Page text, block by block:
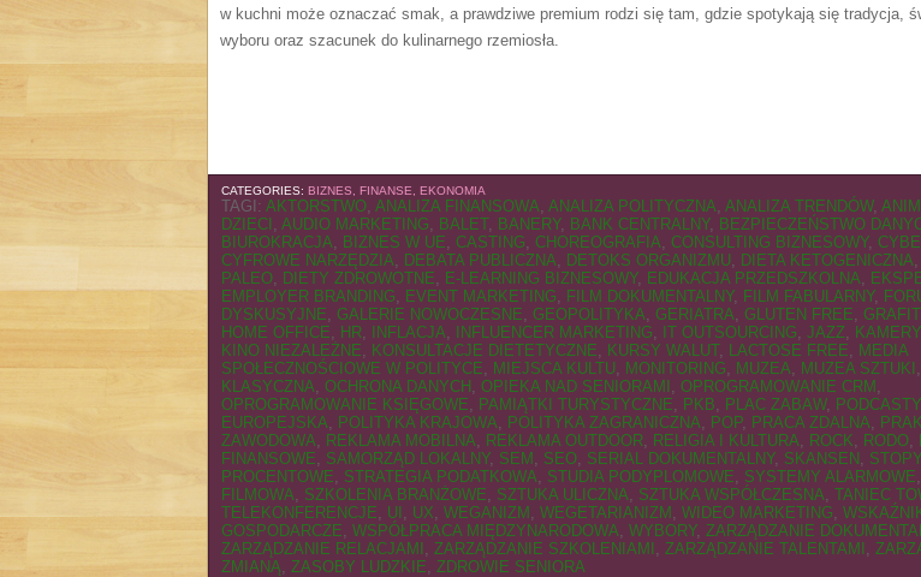
w kuchni może oznaczać smak, a prawdziwe premium rodzi się tam, gdzie spotykają się tradycja,
wyboru oraz szacunek do kulinarnego rzemiosła.
CATEGORIES: BIZNES, FINANSE, EKONOMIA
TAGI: AKTORSTWO, ANALIZA FINANSOWA, ANALIZA POLITYCZNA, ANALIZA TRENDÓW,
DZIECI , AUDIO MARKETING, BALET, BANERY, BANK CENTRALNY, BEZPIECZEŃSTWO
BIUROKRACJA, BIZNES W UE, CASTING, CHOREOGRAFIA, CONSULTING BIZNESOWY,
CYFROWE NARZĘDZIA, DEBATA PUBLICZNA, DETOKS ORGANIZMU, DIETA KETOGENICZNA,
PALEO, DIETY ZDROWOTNE, E-LEARNING BIZNESOWY, EDUKACJA PRZEDSZKOLNA,
EMPLOYER BRANDING, EVENT MARKETING, FILM DOKUMENTALNY, FILM FABULARNY,
DYSKUSYJNE, GALERIE NOWOCZESNE, GEOPOLITYKA, GERIATRA, GLUTEN FREE,
HOME OFFICE, HR, INFLACJA, INFLUENCER MARKETING, IT OUTSOURCING, JAZZ,
KINO NIEZALEŻNE, KONSULTACJE DIETETYCZNE, KURSY WALUT, LACTOSE FREE, MEDIA
SPOŁECZNOŚCIOWE W POLITYCE, MIEJSCA KULTU, MONITORING, MUZEA, MUZEA SZTUKI ,
KLASYCZNA, OCHRONA DANYCH , OPIEKA NAD SENIORAMI , OPROGRAMOWANIE CRM ,
OPROGRAMOWANIE KSIĘGOWE, PAMIĄTKI TURYSTYCZNE, PKB, PLAC ZABAW, PODCASTY
EUROPEJSKA, POLITYKA KRAJOWA, POLITYKA ZAGRANICZNA, POP, PRACA ZDALNA,
ZAWODOWA, REKLAMA MOBILNA, REKLAMA OUTDOOR, RELIGIA I KULTURA, ROCK, RODO,
FINANSOWE, SAMORZĄD LOKALNY, SEM , SEO, SERIAL DOKUMENTALNY, SKANSEN , STOPY
PROCENTOWE, STRATEGIA PODATKOWA, STUDIA PODYPLOMOWE, SYSTEMY ALARMOWE,
FILMOWA, SZKOLENIA BRANŻOWE, SZTUKA ULICZNA, SZTUKA WSPÓŁCZESNA, TANIEC
TELEKONFERENCJE, UI , UX, WEGANIZM , WEGETARIANIZM , WIDEO MARKETING,
GOSPODARCZE, WSPÓŁPRACA MIĘDZYNARODOWA, WYBORY, ZARZĄDZANIE
ZARZĄDZANIE RELACJAMI , ZARZĄDZANIE SZKOLENIAMI , ZARZĄDZANIE TALENTAMI ,
ZMIANĄ, ZASOBY LUDZKIE, ZDROWIE SENIORA